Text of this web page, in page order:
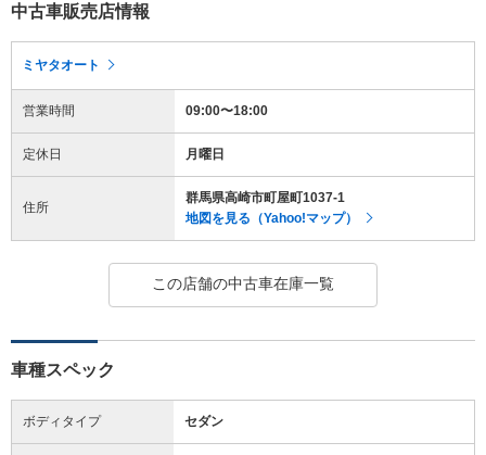
中古車販売店情報
ミヤタオート
営業時間 09:00〜18:00
定休日 月曜日
住所
群馬県高崎市町屋町1037-1
地図を見る（Yahoo!マップ）
この店舗の中古車在庫一覧
車種スペック
ボディタイプ セダン